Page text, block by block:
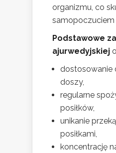
organizmu, co
samopoczuciem
Podstawowe
ajurwedyjskiej
dostosowanie
doszy,
regularne
posiłków,
unikanie
posiłkami,
koncentrację